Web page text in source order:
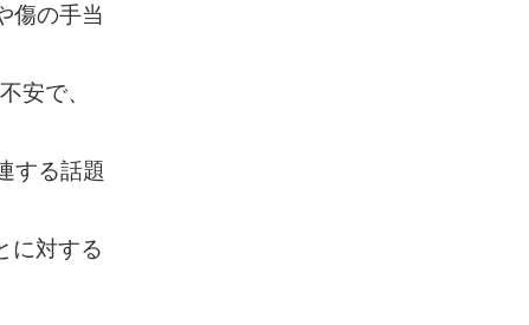
傷の手当
安で、
する話題
に対する